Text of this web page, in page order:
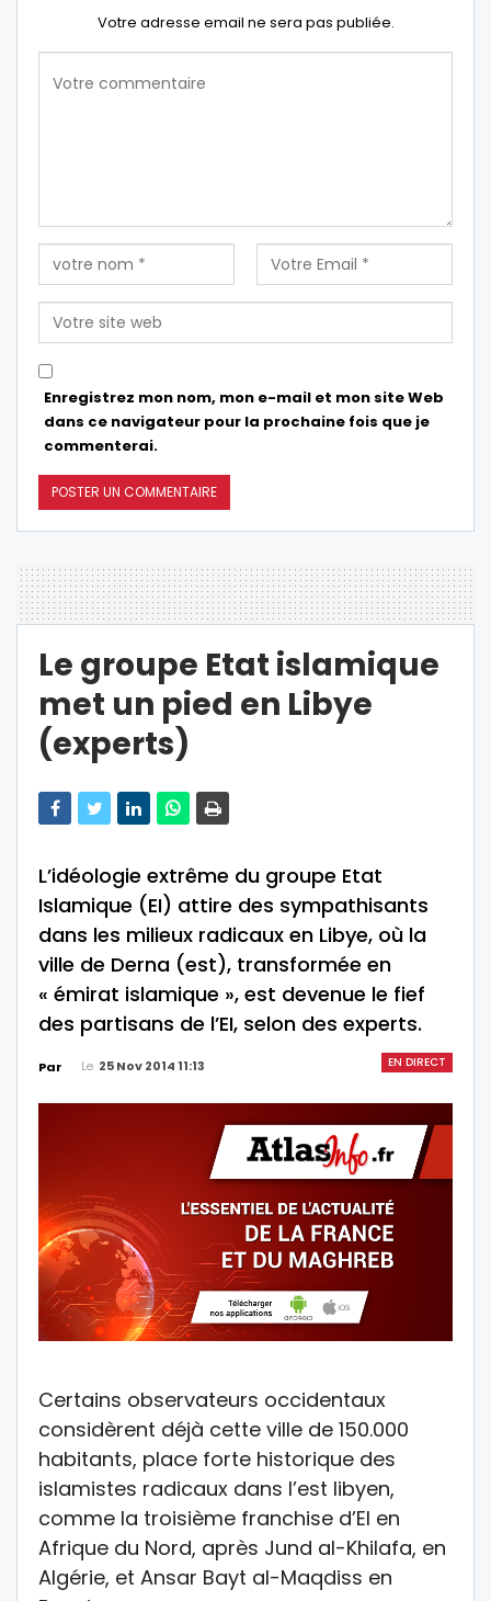
Votre adresse email ne sera pas publiée.
Enregistrez mon nom, mon e-mail et mon site Web
dans ce navigateur pour la prochaine fois que je
commenterai.
Le groupe Etat islamique
met un pied en Libye
(experts)
L’idéologie extrême du groupe Etat
Islamique (EI) attire des sympathisants
dans les milieux radicaux en Libye, où la
ville de Derna (est), transformée en
« émirat islamique », est devenue le fief
des partisans de l’EI, selon des experts.
EN DIRECT
Par Le 25 Nov 2014 11:13
Certains observateurs occidentaux
considèrent déjà cette ville de 150.000
habitants, place forte historique des
islamistes radicaux dans l’est libyen,
comme la troisième franchise d’EI en
Afrique du Nord, après Jund al-Khilafa, en
Algérie, et Ansar Bayt al-Maqdiss en